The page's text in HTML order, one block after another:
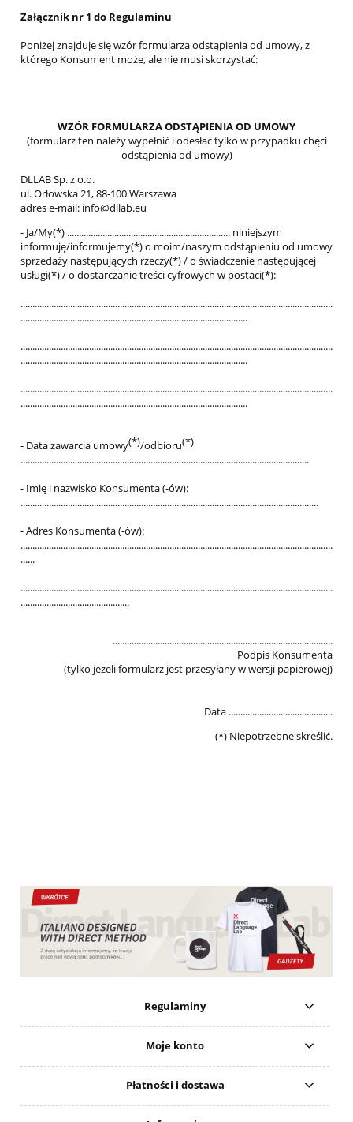
Załącznik nr 1 do Regulaminu
Poniżej znajduje się wzór formularza odstąpienia od umowy, z
którego Konsument może, ale nie musi skorzystać:
WZÓR FORMULARZA ODSTĄPIENIA OD UMOWY
(formularz ten należy wypełnić i odesłać tylko w przypadku chęci
odstąpienia od umowy)
DLLAB Sp. z o.o.
ul. Orłowska 21, 88-100 Warszawa
adres e-mail: info@dllab.eu
- Ja/My(*) ..................................................................... niniejszym
informuję/informujemy(*) o moim/naszym odstąpieniu od umowy
sprzedaży następujących rzeczy(*) / o świadczenie następującej
usługi(*) / o dostarczanie treści cyfrowych w postaci(*):
....................................................................................................................................
................................................................................................
....................................................................................................................................
................................................................................................
....................................................................................................................................
................................................................................................
- Data zawarcia umowy(*)/odbioru(*)
..........................................................................................................................
- Imię i nazwisko Konsumenta (-ów):
..............................................................................................................................
- Adres Konsumenta (-ów):
....................................................................................................................................
......
....................................................................................................................................
..............................................
.............................................................................................
Podpis Konsumenta
(tylko jeżeli formularz jest przesyłany w wersji papierowej)
Data ............................................
(*) Niepotrzebne skreślić.
Regulaminy
Moje konto
Płatności i dostawa